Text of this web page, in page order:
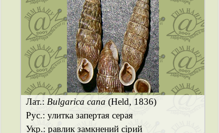
Лат.: Bulgarica cana (Held, 1836)
Рус.: улитка запертая серая
Укр.: равлик замкнений сірий